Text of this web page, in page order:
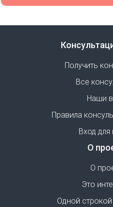
Получить
Все
Наши
Правила
Вход для
О
О
Это
Одной